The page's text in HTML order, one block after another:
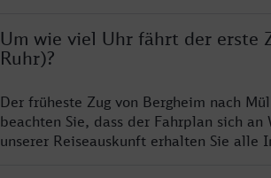
Um wie viel Uhr fährt der erste
Ruhr)?
Der früheste Zug von Bergheim nach
beachten Sie, dass der Fahrplan sich
unserer Reiseauskunft erhalten Sie alle